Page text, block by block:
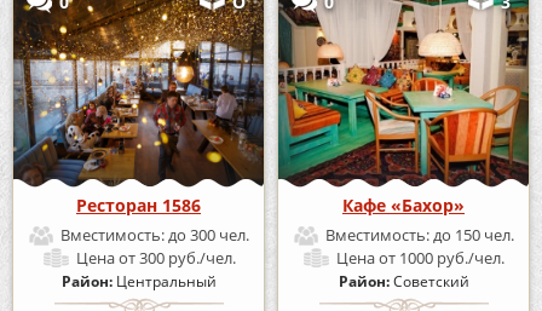
Ресторан 1586
Вместимость:до 300 чел.
Ценаот 300 руб./чел.
Район: Центральный
Кафе «Бахор»
Вместимость:до 150 чел.
Ценаот 1000 руб./чел.
Район:Советский